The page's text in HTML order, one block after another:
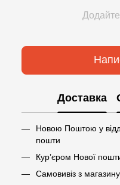
Доставка
Новою Поштою у
пошти
Кур’єром Нової
Самовивіз з